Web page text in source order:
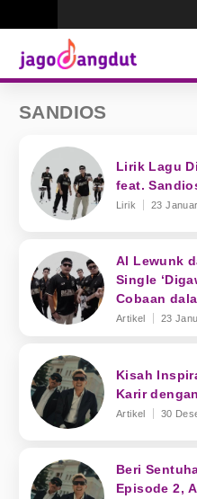
SANDIOS
Lirik Lagu
feat.
Lirik 23
Al Lewunk
Single
Cobaan
Artikel 23
Kisah
Karir
Artikel 30
Beri
Episode 2,